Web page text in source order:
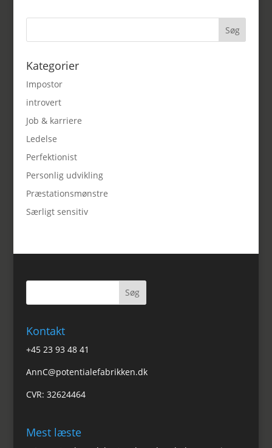
Kategorier
Impostor
introvert
Job & karriere
Ledelse
Perfektionist
Personlig udvikling
Præstationsmønstre
Særligt sensitiv
Kontakt
+45 23 93 48 41
AnnC@potentialefabrikken.dk
CVR: 32624464
Mest læste